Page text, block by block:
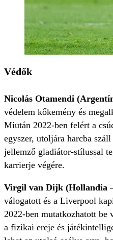
Védők
Nicolás Otamendi
védelem kőkemény és
Miután 2022-ben felért a
egyszer, utoljára harcba
jellemző gladiátor-stílussal
karrierje végére.
Virgil van Dijk (Hollandia
válogatott és a Liverpool
2022-ben mutatkozhatott be
a fizikai ereje és